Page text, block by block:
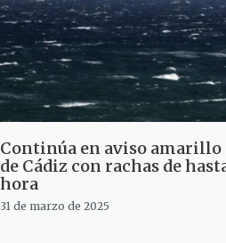
Continúa en aviso amarillo
de Cádiz con rachas de
hora
31 de marzo de 2025